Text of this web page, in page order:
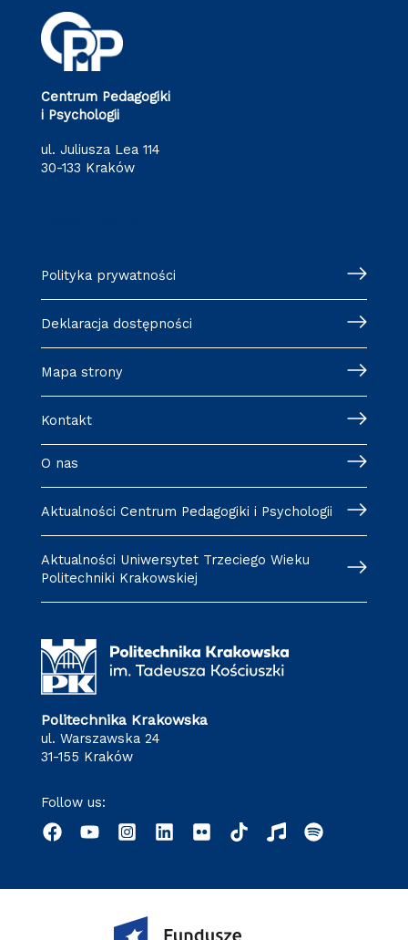
Centrum Pedagogiki
i Psychologii
ul. Juliusza Lea 114
30-133 Kraków
Polityka prywatności
Deklaracja dostępności
Mapa strony
Kontakt
O nas
Aktualności Centrum Pedagogiki i Psychologii
Aktualności Uniwersytet Trzeciego Wieku
Politechniki Krakowskiej
Politechnika Krakowska
ul. Warszawska 24
31-155 Kraków
Follow us: